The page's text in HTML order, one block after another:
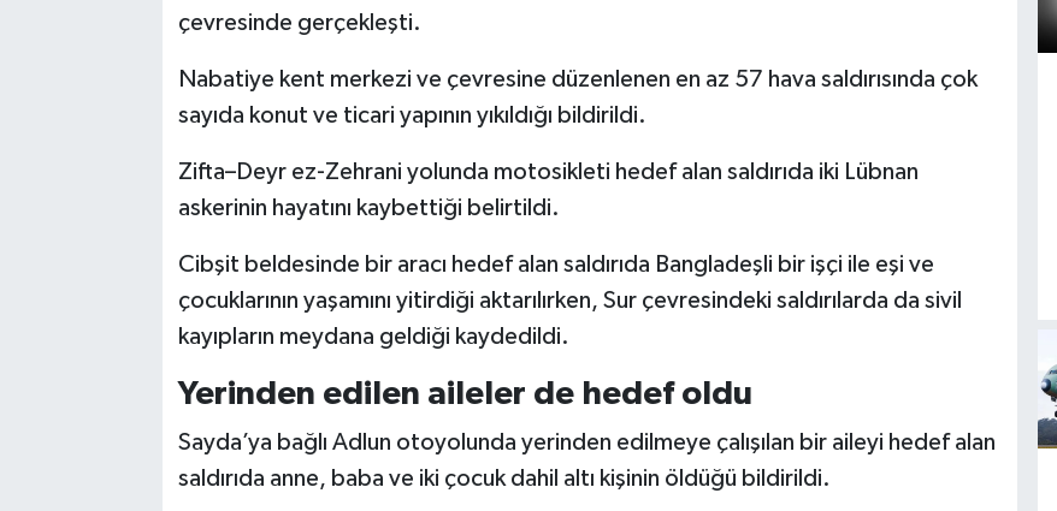
çevresinde gerçekleşti.
Nabatiye kent merkezi ve çevresine düzenlenen en az 57 hava saldırısında çok
sayıda konut ve ticari yapının yıkıldığı bildirildi.
Zifta–Deyr ez-Zehrani yolunda motosikleti hedef alan saldırıda iki Lübnan
askerinin hayatını kaybettiği belirtildi.
Cibşit beldesinde bir aracı hedef alan saldırıda Bangladeşli bir işçi ile eşi ve
çocuklarının yaşamını yitirdiği aktarılırken, Sur çevresindeki saldırılarda da sivil
kayıpların meydana geldiği kaydedildi.
Yerinden edilen aileler de hedef oldu
Sayda’ya bağlı Adlun otoyolunda yerinden edilmeye çalışılan bir aileyi hedef alan
saldırıda anne, baba ve iki çocuk dahil altı kişinin öldüğü bildirildi.